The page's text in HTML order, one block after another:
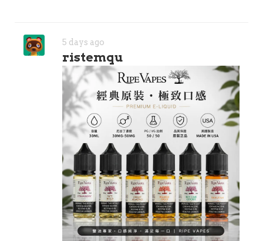
5 days ago
ristemqu